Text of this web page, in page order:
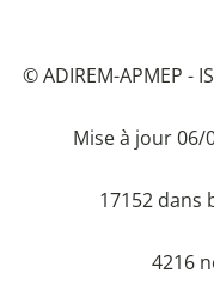
© ADIREM-APMEP -
Mise à jour 06/
17152 dans
4216